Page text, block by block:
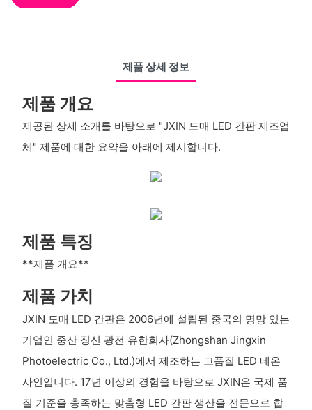
제품 상세 정보
제품 개요
제공된 상세 소개를 바탕으로 "JXIN 도매 LED 간판 제조업
체" 제품에 대한 요약을 아래에 제시합니다.
제품 특징
**제품 개요**
제품 가치
JXIN 도매 LED 간판은 2006년에 설립된 중국의 명망 있는
기업인 중산 징신 광전 유한회사(Zhongshan Jingxin
Photoelectric Co., Ltd.)에서 제조하는 고품질 LED 네온
사인입니다. 17년 이상의 경험을 바탕으로 JXIN은 국제 품
질 기준을 충족하는 맞춤형 LED 간판 생산을 전문으로 합